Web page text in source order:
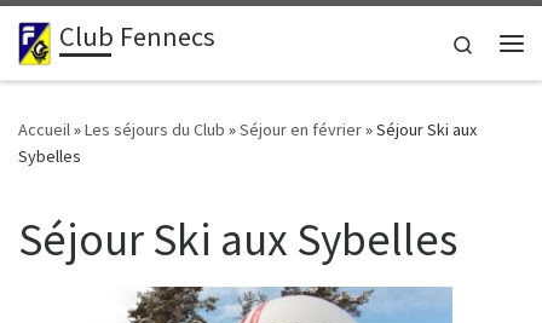
Passer au contenu
Club Fennecs
Search
Accueil»Les séjours du Club »Séjour en février»Séjour Ski aux
Sybelles
Séjour Ski aux Sybelles